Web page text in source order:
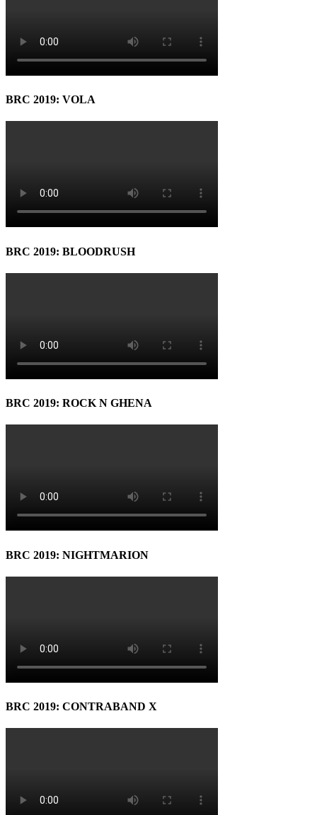
BRC 2019: VOLA
BRC 2019: BLOODRUSH
BRC 2019: ROCK N GHENA
BRC 2019: NIGHTMARION
BRC 2019: CONTRABAND X